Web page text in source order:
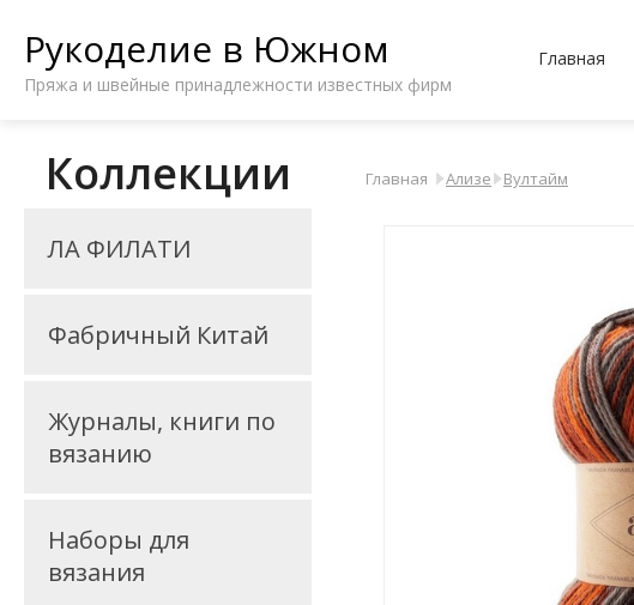
Рукоделие в Южном
Пряжа и швейные принадлежности известных фирм
Главная
Коллекции
ЛА ФИЛАТИ
Фабричный Китай
Журналы, книги по
вязанию
Наборы для
вязания
Главная Ализе Вултайм